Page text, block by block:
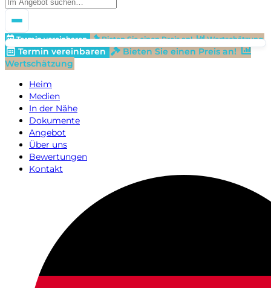
Termin vereinbaren Bieten Sie einen Preis an! Wertschätzung
Termin vereinbaren
Bieten Sie einen Preis an!
Wertschätzung
Heim
Medien
In der Nähe
Dokumente
Angebot
Über uns
Bewertungen
Kontakt